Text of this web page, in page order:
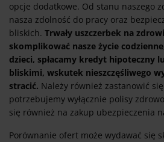
opcje dodatkowe. Od stanu naszego
nasza zdolność do pracy oraz
bliskich. Trwały uszczerbek na
skomplikować nasze życie
dzieci, spłacamy kredyt hipoteczny
bliskimi, wskutek nieszczęśliwego
stracić. Należy również zastanowić
potrzebujemy wyłącznie polisy
się również na zakup ubezpieczenia
Porównanie ofert może wydawać się